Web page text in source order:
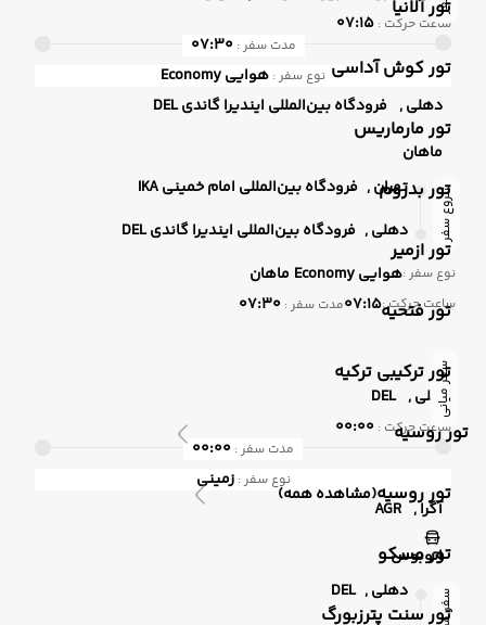
تور آلانیا
تور کوش آداسی
تور مارماریس
تور بدروم
تور ازمیر
تور فتحیه
تور ترکیبی ترکیه
تور روسیه
تور روسیه(مشاهده همه)
تور مسکو
تور سنت پترزبورگ
ساعت حرکت : 07:15
مدت سفر :07:30
نوع سفر : هوایی
دهلی , فرودگاه بین‌المللی ایندیرا گاندی DEL
ماهان
شروع سفر تهران , فرودگاه بین‌المللی امام خمینی IKA
دهلی , فرودگاه بین‌المللی ایندیرا گاندی DEL
نوع سفر :هوایی ماهان
ساعت حرکت :07:15مدت سفر : 07:30
سفر میانی
دهلی , DEL
ساعت حرکت : 00:00
مدت سفر : 00:00
نوع سفر :زمینی
آگرا , AGR
اتوبوس
دهلی , DEL